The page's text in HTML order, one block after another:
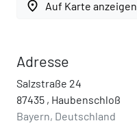
place Auf Karte anzeigen
Adresse
Salzstraße 24
87435 , Haubenschloß
Bayern, Deutschland